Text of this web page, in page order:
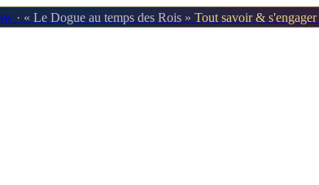
· « Le Dogue au temps des Rois » Tout savoir &